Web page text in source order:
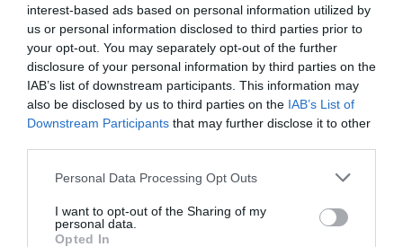
interest-based ads based on personal information utilized by
us or personal information disclosed to third parties prior to
your opt-out. You may separately opt-out of the further
disclosure of your personal information by third parties on the
IAB’s list of downstream participants. This information may
also be disclosed by us to third parties on the IAB’s List of
Downstream Participants that may further disclose it to other
Personal Data Processing Opt Outs
I want to opt-out of the Sharing of my
personal data.
Opted In
Spray Reparador Calmante BABÉ
Noticias y novedades
Redacción
10/05/2017
Laboratorios BABÉ lanza un nuevo concepto
para la reparación de la piel tras la
exposición solar: la aplicación en un solo
BABÉ.
para ofrecer una solución integral